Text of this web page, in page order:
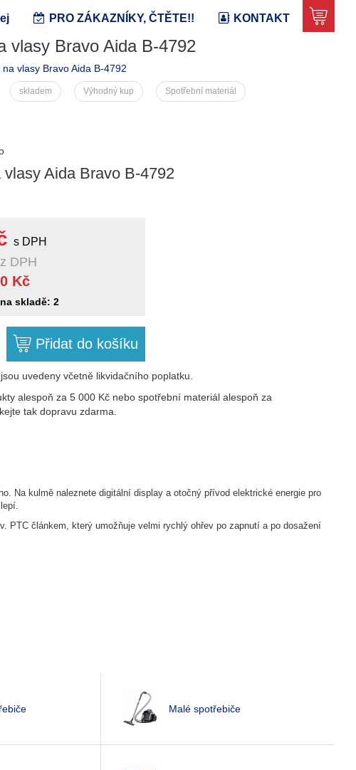
PRO ZÁKAZNÍKY, ČTĚTE!! KONTAKT
vlasy Bravo Aida B-4792
na vlasy Bravo Aida B-4792
skladem Výhodný kup Spotřební materiál
vlasy Aida Bravo B-4792
s DPH
DPH
Kč
skladě: 2
Přidat do košíku
uvedeny včetně likvidačního poplatku.
alespoň za 5 000 Kč nebo spotřební materiál alespoň za
tak dopravu zdarma.
Na kulmě naleznete digitální display a otočný přívod elektrické energie pro
PTC článkem, který umožňuje velmi rychlý ohřev po zapnutí a po dosažení
Malé spotřebiče